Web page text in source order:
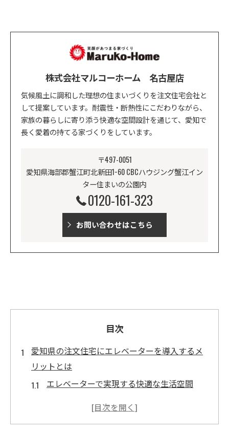
株式会社マルコーホーム 名古屋店
気候風土に調和した理想の住まいづくりを注文住宅会社と
して提案しています。耐震性・断熱性にこだわりながら、
家族の暮らしに寄り添う快適な空間設計を通じて、愛知で
長く愛着の持てる家づくりをしています。
〒497-0051
愛知県海部郡蟹江町北新田1−60 CBCハウジング蟹江イン
ター住まいの公園内
0120-161-323
お問い合わせはこちら
目次
愛知県の注文住宅にエレベーターを導入するメ
リットとは
エレベーターで実現する快適な生活空間
高齢者に優しい住まいづくりの第一歩